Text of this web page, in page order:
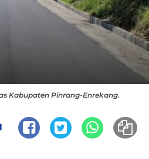
Kabupaten Pinrang-Enrekang.